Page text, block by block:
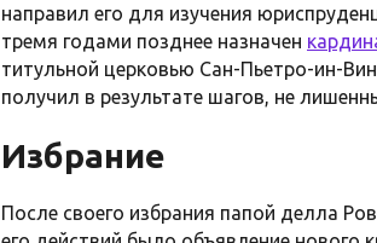
направил его для изучения
тремя годами позднее назначен
титульной церковью Сан-Пьетро-ин-
получил в результате шагов, не
Избрание
После своего избрания папой делла